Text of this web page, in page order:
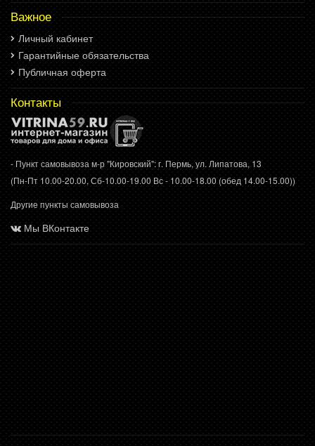
Важное
Личный кабинет
Гарантийные обязательства
Публичная оферта
Контакты
- Пункт самовывоза м-р "Кировский": г. Пермь, ул. Липатова, 13
(Пн-Пт 10.00-20.00, Сб-10.00-19.00 Вс - 10.00-18.00 (обед 14.00-15.00))
Другие пункты самовывоза
Мы ВКонтакте